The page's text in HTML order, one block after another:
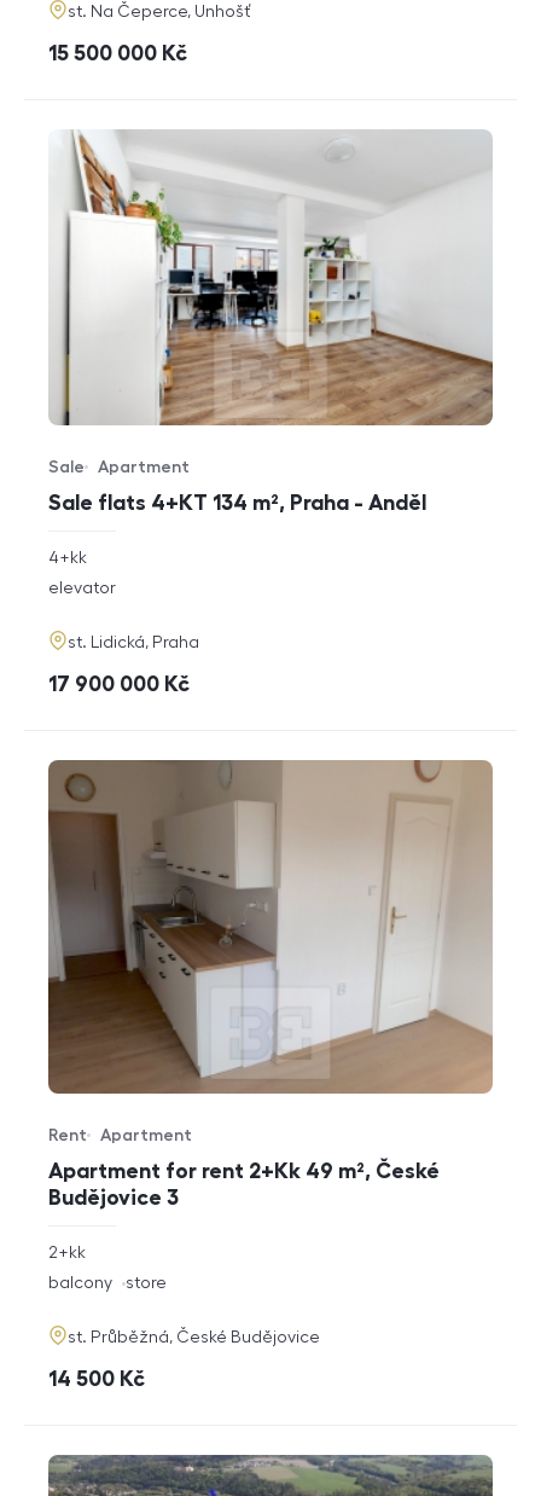
adresa
st. Na Čeperce, Unhošť
cena
15 500 000 Kč
Sale flats 4+KT 134 m², Praha - Anděl
Offer type
Sale
Property type
Apartment
rozměry
4+kk
funkce
elevator
adresa
st. Lidická, Praha
cena
17 900 000 Kč
Apartment for rent 2+Kk 49 m², České
Budějovice 3
Offer type
Rent
Property type
Apartment
rozměry
2+kk
funkce
balcony store
adresa
st. Průběžná, České Budějovice
cena
14 500 Kč